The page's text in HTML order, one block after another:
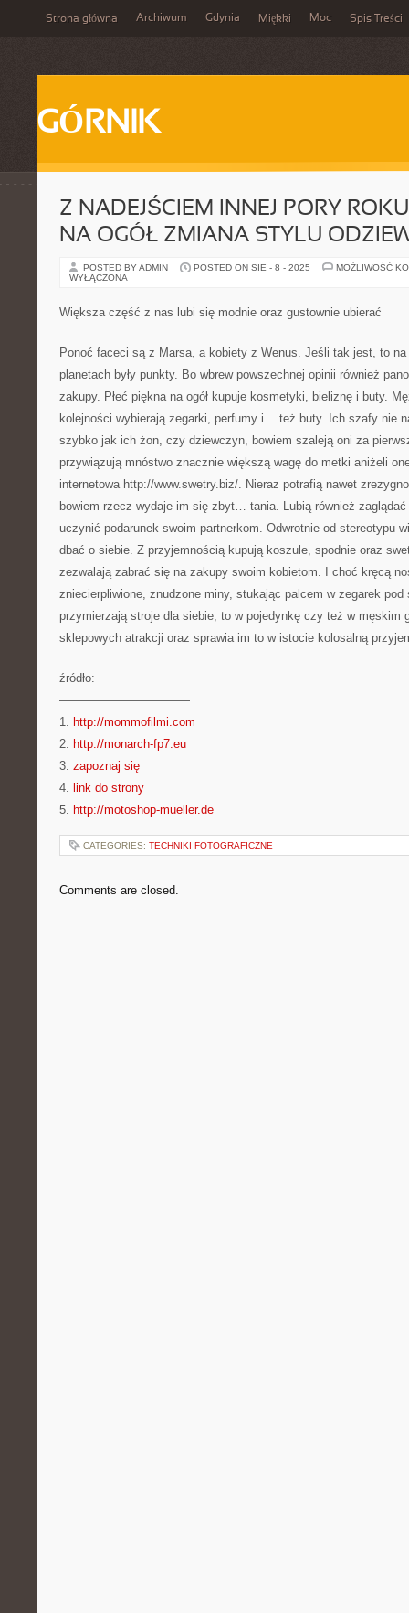
Strona główna Archiwum Gdynia Miękki Moc Spis Treści
GÓRNIK
Z NADEJŚCIEM INNEJ PORY
NA OGÓŁ ZMIANA STYLU
POSTED BY ADMIN POSTED ON SIE - 8 - 2025
MOŻLIWOŚĆ
WYŁĄCZONA
Większa część z nas lubi się modnie oraz gustownie ubierać
Ponoć faceci są z Marsa, a kobiety z Wenus. Jeśli tak jest, to
planetach były punkty. Bo wbrew powszechnej opinii również
zakupy. Płeć piękna na ogół kupuje kosmetyki, bieliznę i buty.
kolejności wybierają zegarki, perfumy i… też buty. Ich szafy nie
szybko jak ich żon, czy dziewczyn, bowiem szaleją oni za
przywiązują mnóstwo znacznie większą wagę do metki aniżeli
internetowa http://www.swetry.biz/. Nieraz potrafią nawet
bowiem rzecz wydaje im się zbyt… tania. Lubią również
uczynić podarunek swoim partnerkom. Odwrotnie od stereotypu
dbać o siebie. Z przyjemnością kupują koszule, spodnie oraz
zezwalają zabrać się na zakupy swoim kobietom. I choć kręcą
zniecierpliwione, znudzone miny, stukając palcem w zegarek pod
przymierzają stroje dla siebie, to w pojedynkę czy też w męskim
sklepowych atrakcji oraz sprawia im to w istocie kolosalną
źródło:
———————————
1. http://mommofilmi.com
2. http://monarch-fp7.eu
3. zapoznaj się
4. link do strony
5. http://motoshop-mueller.de
CATEGORIES: TECHNIKI FOTOGRAFICZNE
Comments are closed.